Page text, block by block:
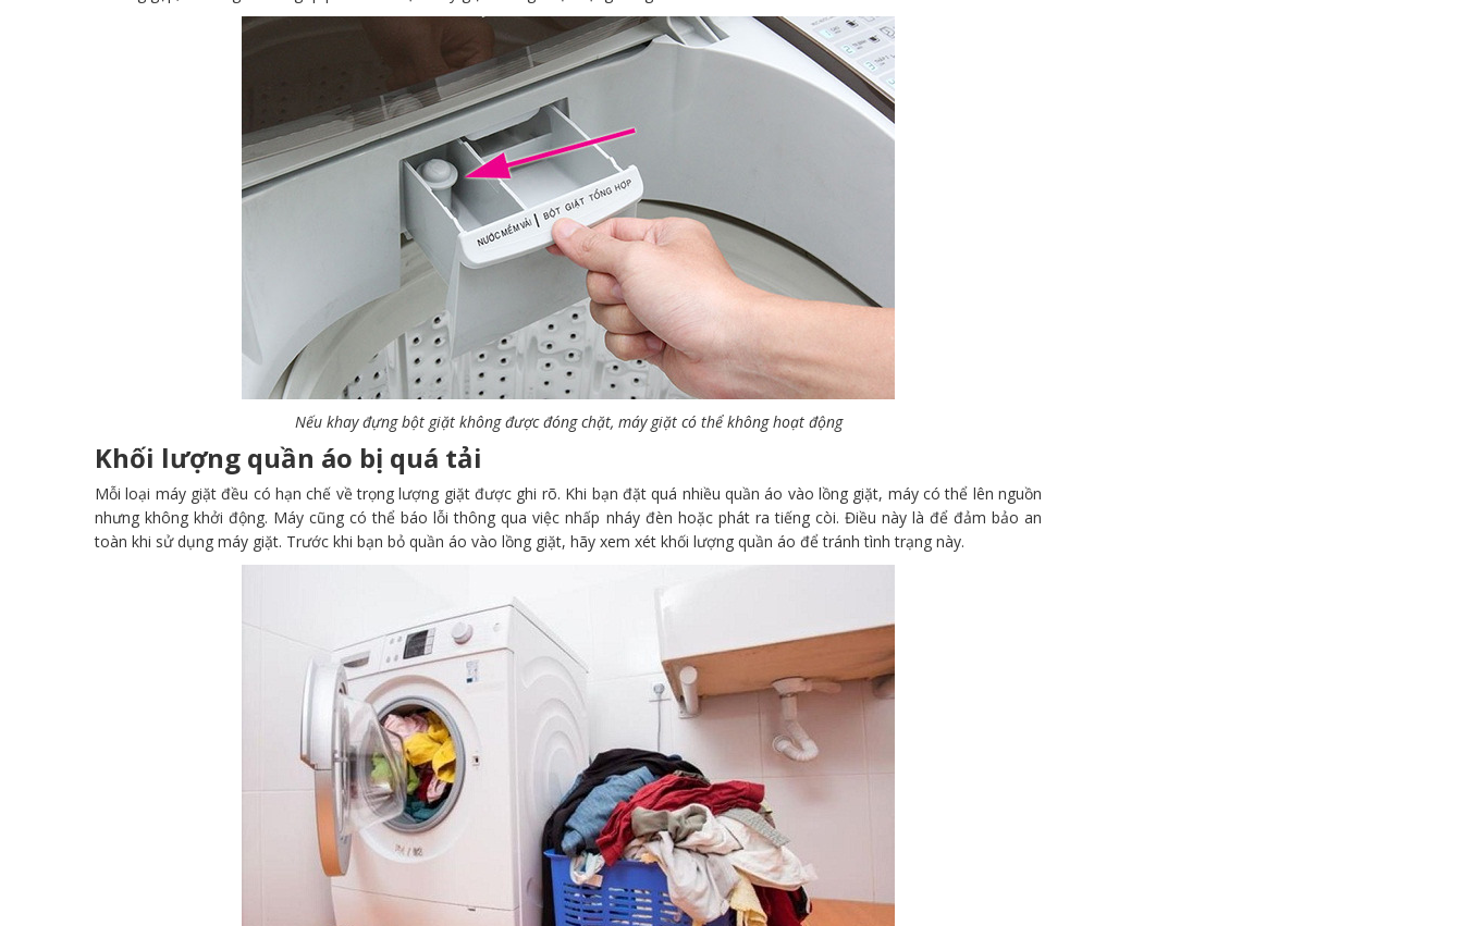
Nếu khay đựng bột giặt không được đóng chặt, máy giặt có thể không hoạt động
Khối lượng quần áo bị quá tải
Mỗi loại máy giặt đều có hạn chế về trọng lượng giặt được ghi rõ. Khi bạn đặt quá nhiều quần áo vào lồng giặt, máy có thể lên nguồn
nhưng không khởi động. Máy cũng có thể báo lỗi thông qua việc nhấp nháy đèn hoặc phát ra tiếng còi. Điều này là để đảm bảo an
toàn khi sử dụng máy giặt. Trước khi bạn bỏ quần áo vào lồng giặt, hãy xem xét khối lượng quần áo để tránh tình trạng này.